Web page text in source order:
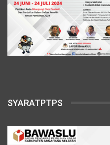
SYARATPTPS